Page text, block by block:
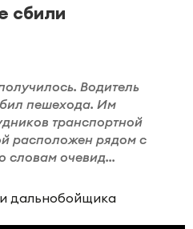
сбили
Водитель
пешехода. Им
транспортной
расположен рядом с
словам очевид...